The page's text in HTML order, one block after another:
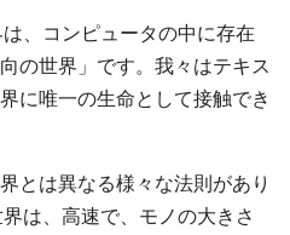
、コンピュータの中に存在
の世界」です。我々はテキス
に唯一の生命として接触でき
とは異なる様々な法則があり
は、高速で、モノの大きさ